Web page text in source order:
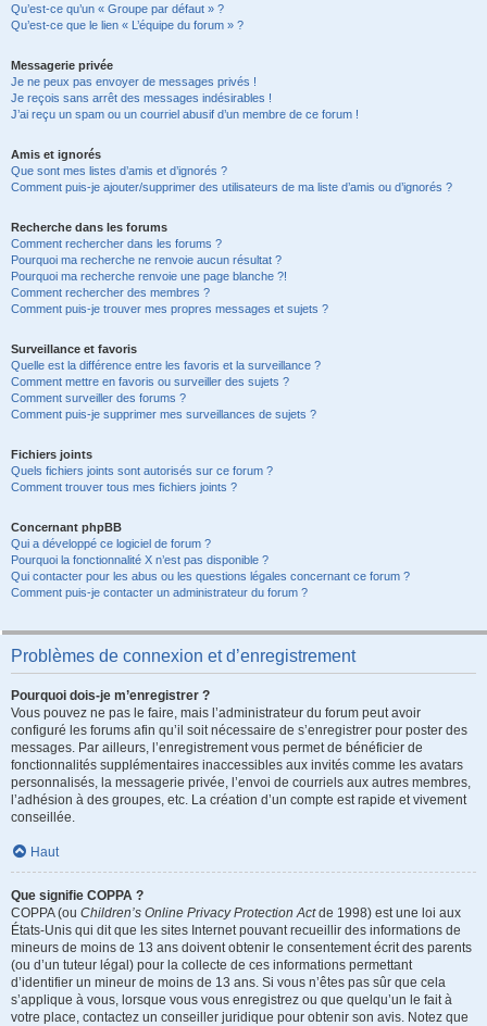
Qu’est-ce qu’un « Groupe par défaut » ?
Qu’est-ce que le lien « L’équipe du forum » ?
Messagerie privée
Je ne peux pas envoyer de messages privés !
Je reçois sans arrêt des messages indésirables !
J’ai reçu un spam ou un courriel abusif d’un membre de ce forum !
Amis et ignorés
Que sont mes listes d’amis et d’ignorés ?
Comment puis-je ajouter/supprimer des utilisateurs de ma liste d’amis ou d’ignorés ?
Recherche dans les forums
Comment rechercher dans les forums ?
Pourquoi ma recherche ne renvoie aucun résultat ?
Pourquoi ma recherche renvoie une page blanche ?!
Comment rechercher des membres ?
Comment puis-je trouver mes propres messages et sujets ?
Surveillance et favoris
Quelle est la différence entre les favoris et la surveillance ?
Comment mettre en favoris ou surveiller des sujets ?
Comment surveiller des forums ?
Comment puis-je supprimer mes surveillances de sujets ?
Fichiers joints
Quels fichiers joints sont autorisés sur ce forum ?
Comment trouver tous mes fichiers joints ?
Concernant phpBB
Qui a développé ce logiciel de forum ?
Pourquoi la fonctionnalité X n’est pas disponible ?
Qui contacter pour les abus ou les questions légales concernant ce forum ?
Comment puis-je contacter un administrateur du forum ?
Problèmes de connexion et d’enregistrement
Pourquoi dois-je m’enregistrer ?
Vous pouvez ne pas le faire, mais l’administrateur du forum peut avoir
configuré les forums afin qu’il soit nécessaire de s’enregistrer pour poster des
messages. Par ailleurs, l’enregistrement vous permet de bénéficier de
fonctionnalités supplémentaires inaccessibles aux invités comme les avatars
personnalisés, la messagerie privée, l’envoi de courriels aux autres membres,
l’adhésion à des groupes, etc. La création d’un compte est rapide et vivement
conseillée.
Haut
Que signifie COPPA ?
COPPA (ou Children’s Online Privacy Protection Actde 1998) est une loi aux
États-Unis qui dit que les sites Internet pouvant recueillir des informations de
mineurs de moins de 13 ans doivent obtenir le consentement écrit des parents
(ou d’un tuteur légal) pour la collecte de ces informations permettant
d’identifier un mineur de moins de 13 ans. Si vous n’êtes pas sûr que cela
s’applique à vous, lorsque vous vous enregistrez ou que quelqu’un le fait à
votre place, contactez un conseiller juridique pour obtenir son avis. Notez que